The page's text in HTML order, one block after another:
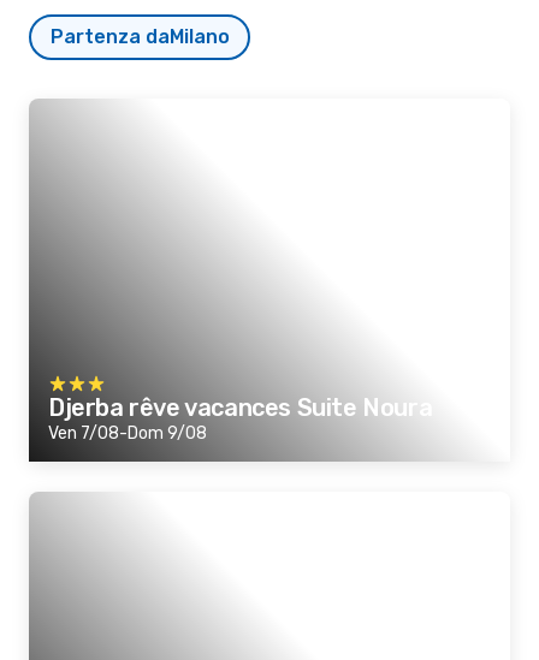
Partenza da Milano
Djerba rêve vacances Suite Noura
Ven 7/08-Dom 9/08